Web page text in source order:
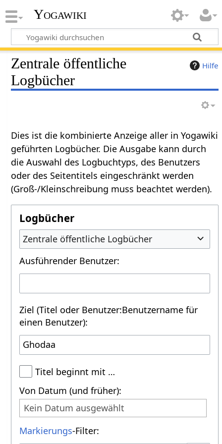
Yogawiki
Hilfe
Zentrale öffentliche
Logbücher
Dies ist die kombinierte Anzeige aller in Yogawiki
geführten Logbücher. Die Ausgabe kann durch
die Auswahl des Logbuchtyps, des Benutzers
oder des Seitentitels eingeschränkt werden
(Groß-/Kleinschreibung muss beachtet werden).
Logbücher
Zentrale öffentliche Logbücher
Ausführender Benutzer:
Ziel (Titel oder Benutzer:Benutzername für
einen Benutzer):
Titel beginnt mit …
Von Datum (und früher):
Kein Datum ausgewählt
Markierungs-Filter: